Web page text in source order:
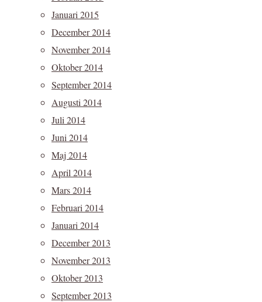
Januari 2015
December 2014
November 2014
Oktober 2014
September 2014
Augusti 2014
Juli 2014
Juni 2014
Maj 2014
April 2014
Mars 2014
Februari 2014
Januari 2014
December 2013
November 2013
Oktober 2013
September 2013